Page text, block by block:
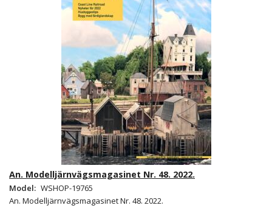
An. Modelljärnvägsmagasinet Nr. 48. 2022.
Model: WSHOP-19765
An. Modelljärnvägsmagasinet Nr. 48. 2022.